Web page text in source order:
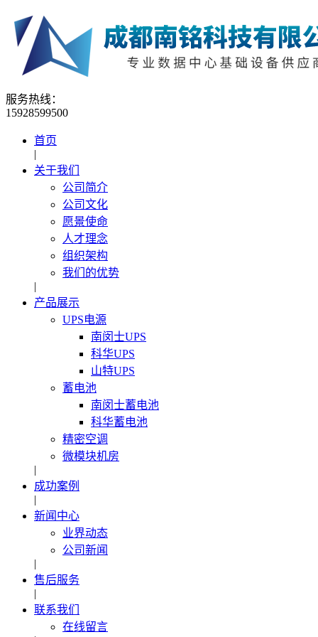
服务热线：
15928599500
首页
|
关于我们
公司简介
公司文化
愿景使命
人才理念
组织架构
我们的优势
|
产品展示
UPS电源
南闵士UPS
科华UPS
山特UPS
蓄电池
南闵士蓄电池
科华蓄电池
精密空调
微模块机房
|
成功案例
|
新闻中心
业界动态
公司新闻
|
售后服务
|
联系我们
在线留言